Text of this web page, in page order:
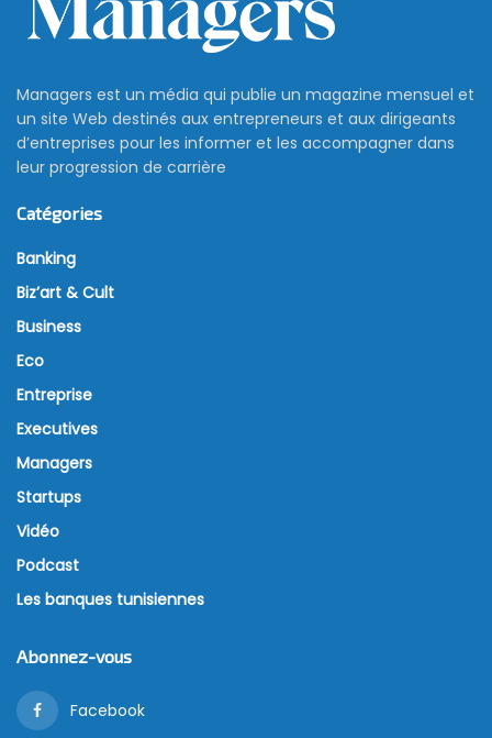
Managers est un média qui publie un magazine mensuel et
un site Web destinés aux entrepreneurs et aux dirigeants
d’entreprises pour les informer et les accompagner dans
leur progression de carrière
Catégories
Banking
Biz’art & Cult
Business
Eco
Entreprise
Executives
Managers
Startups
Vidéo
Podcast
Les banques tunisiennes
Abonnez-vous
Facebook